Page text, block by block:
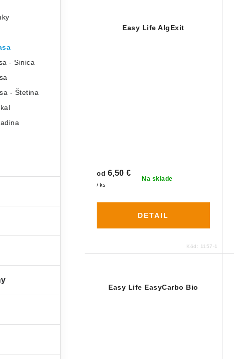
- Sinica
- Štetina
Easy Life AlgExit
Na sklade
od 6,50 €
/ ks
DETAIL
Kód: 1157-1
Easy Life EasyCarbo Bio